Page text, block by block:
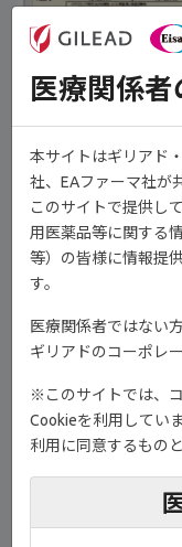
King’s
医療関係
本サイトはギリアド
社、EAファーマ社が
このサイトで提供し
用医薬品等に関する
等）の皆様に情報提
す。
医療関係者ではない
ギリアドのコーポレ
※このサイトでは、
Cookieを利用してい
利用に同意するものと